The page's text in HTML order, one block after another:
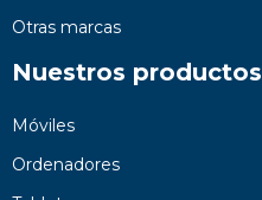
Otras marcas
Nuestros productos
Móviles
Ordenadores